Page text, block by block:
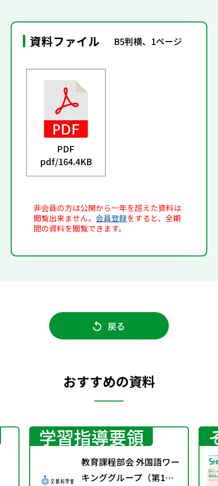
資料ファイル B5判横、1ページ
PDF
pdf/164.4KB
非会員の方は公開から一年を超えた資料は
閲覧出来ません。会員登録をすると、全期
間の資料を閲覧できます。
戻る
おすすめの資料
学習指導要領
教育課程部会 外国語ワー
キンググループ（第1